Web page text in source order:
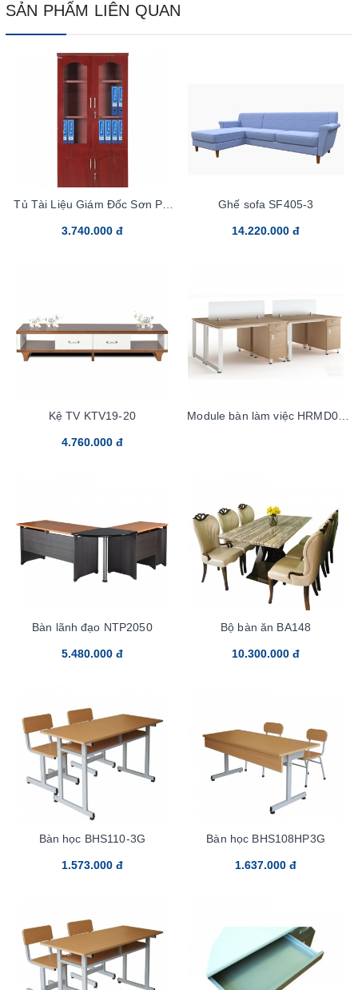
SẢN PHẨM LIÊN QUAN
Tủ Tài Liệu Giám Đốc Sơn PU
3.740.000 đ
Ghế sofa SF405-3
14.220.000 đ
Kệ TV KTV19-20
4.760.000 đ
Module bàn làm việc HRMD08
Bàn lãnh đạo NTP2050
5.480.000 đ
Bộ bàn ăn BA148
10.300.000 đ
Bàn học BHS110-3G
1.573.000 đ
Bàn học BHS108HP3G
1.637.000 đ